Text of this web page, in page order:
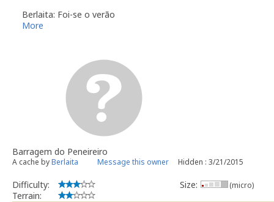
Berlaita: Foi-se o verão
More
Barragem do Peneireiro
A cache byBerlaita Message this owner Hidden : 3/21/2015
Difficulty:
Terrain:
Size: (micro)